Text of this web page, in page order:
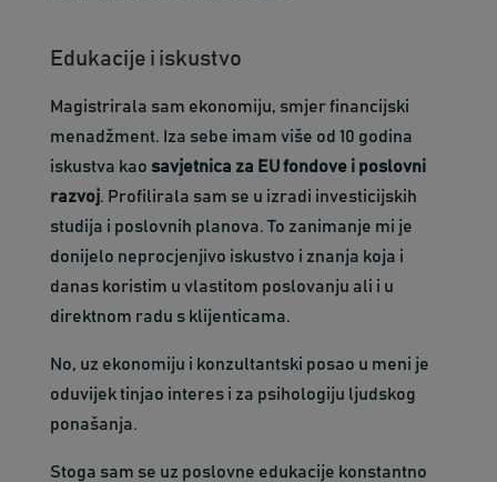
Edukacije i iskustvo
Magistrirala sam ekonomiju, smjer financijski
menadžment. Iza sebe imam više od 10 godina
iskustva kao savjetnica za EU fondove i poslovni
razvoj. Profilirala sam se u izradi investicijskih
studija i poslovnih planova. To zanimanje mi je
donijelo neprocjenjivo iskustvo i znanja koja i
danas koristim u vlastitom poslovanju ali i u
direktnom radu s klijenticama.
No, uz ekonomiju i konzultantski posao u meni je
oduvijek tinjao interes i za psihologiju ljudskog
ponašanja.
Stoga sam se uz poslovne edukacije konstantno